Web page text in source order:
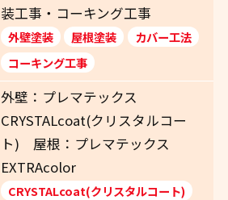
装工事・コーキング工事
外壁塗装 屋根塗装
カバー工法
コーキング工事
外壁：プレマテックス
CRYSTALcoat(クリスタルコー
ト) 屋根：プレマテックス
EXTRAcolor
CRYSTALcoat(クリスタルコート)